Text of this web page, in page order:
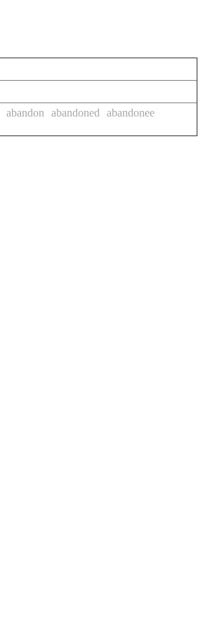
abandon abandoned
abandonee